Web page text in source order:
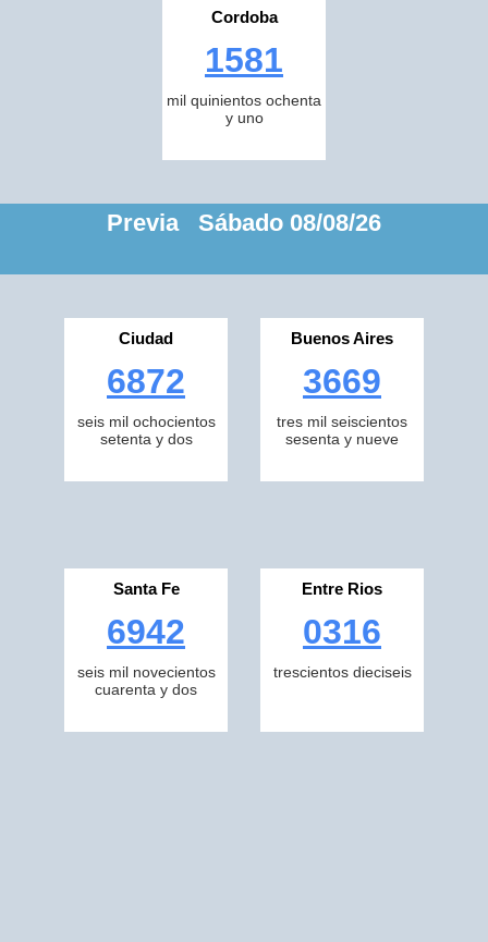
Cordoba
1581
mil quinientos ochenta
y uno
Previa Sábado 08/08/26
Ciudad
6872
seis mil ochocientos
setenta y dos
Buenos Aires
3669
tres mil seiscientos
sesenta y nueve
Santa Fe
6942
seis mil novecientos
cuarenta y dos
Entre Rios
0316
trescientos dieciseis